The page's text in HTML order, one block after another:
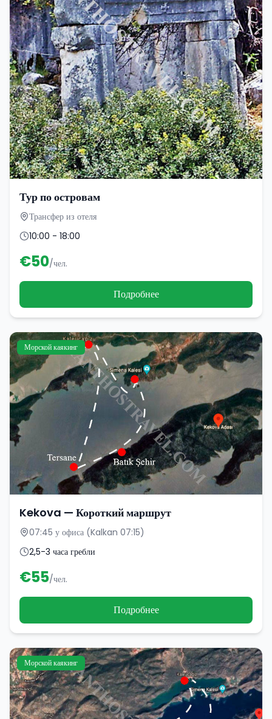
Тур по островам
Трансфер из отеля
10:00 - 18:00
€50/чел.
Подробнее
Морской каякинг
Kekova — Короткий маршрут
07:45 у офиса (Kalkan 07:15)
2,5-3 часа гребли
€55/чел.
Подробнее
Морской каякинг